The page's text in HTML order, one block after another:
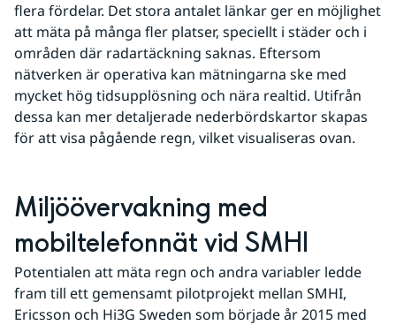
flera fördelar. Det stora antalet länkar ger en möjlighet
att mäta på många fler platser, speciellt i städer och i
områden där radartäckning saknas. Eftersom
nätverken är operativa kan mätningarna ske med
mycket hög tidsupplösning och nära realtid. Utifrån
dessa kan mer detaljerade nederbördskartor skapas
för att visa pågående regn, vilket visualiseras ovan.
Miljöövervakning med
mobiltelefonnät vid SMHI
Potentialen att mäta regn och andra variabler ledde
fram till ett gemensamt pilotprojekt mellan SMHI,
Ericsson och Hi3G Sweden som började år 2015 med